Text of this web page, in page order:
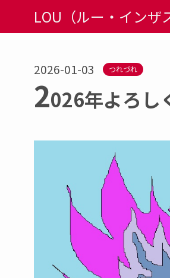
LOU（ルー・イン
2026-01-03 つれづれ
2026年よろし